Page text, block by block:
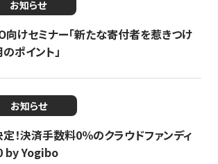
お知らせ
けセミナー「新たな寄付者を惹きつけ
ポイント」
お知らせ
！決済手数料0％のクラウドファンディ
by Yogibo